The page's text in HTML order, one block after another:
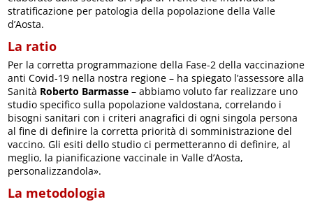
stratificazione per patologia della popolazione della Valle
d’Aosta.
La ratio
Per la corretta programmazione della Fase-2 della vaccinazione
anti Covid-19 nella nostra regione – ha spiegato l’assessore alla
Sanità Roberto Barmasse – abbiamo voluto far realizzare uno
studio specifico sulla popolazione valdostana, correlando i
bisogni sanitari con i criteri anagrafici di ogni singola persona
al fine di definire la corretta priorità di somministrazione del
vaccino. Gli esiti dello studio ci permetteranno di definire, al
meglio, la pianificazione vaccinale in Valle d’Aosta,
personalizzandola».
La metodologia